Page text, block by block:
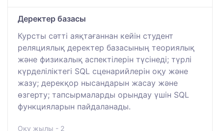
Деректер базасы
Курсты сәтті аяқтағаннан кейін студент
реляциялық деректер базасының теориялық
және физикалық аспектілерін түсінеді; түрлі
күрделіліктегі SQL сценарийлерін оқу және
жазу; дерекқор нысандарын жасау және
өзгерту; тапсырмаларды орындау үшін SQL
функцияларын пайдаланады.
Оқу жылы - 2